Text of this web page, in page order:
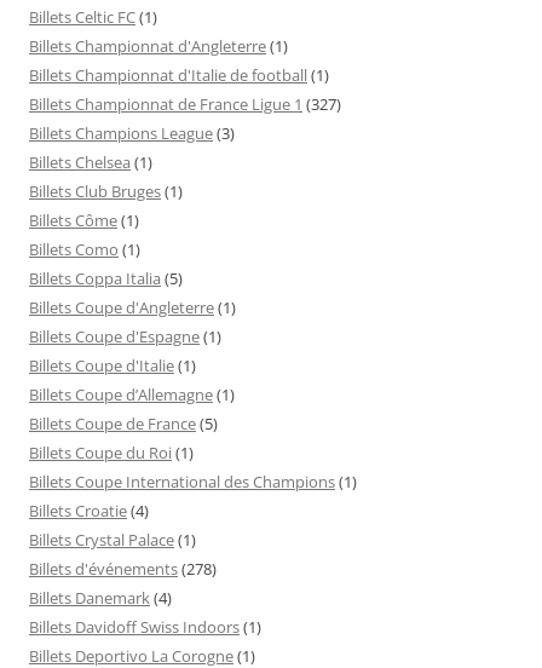
Billets Celtic FC(1)
Billets Championnat d'Angleterre(1)
Billets Championnat d'Italie de football(1)
Billets Championnat de France Ligue 1 (327)
Billets Champions League(3)
Billets Chelsea (1)
Billets Club Bruges(1)
Billets Côme(1)
Billets Como (1)
Billets Coppa Italia (5)
Billets Coupe d'Angleterre(1)
Billets Coupe d'Espagne(1)
Billets Coupe d'Italie(1)
Billets Coupe d’Allemagne(1)
Billets Coupe de France(5)
Billets Coupe du Roi(1)
Billets Coupe International des Champions(1)
Billets Croatie(4)
Billets Crystal Palace(1)
Billets d'événements(278)
Billets Danemark(4)
Billets Davidoff Swiss Indoors(1)
Billets Deportivo La Corogne(1)